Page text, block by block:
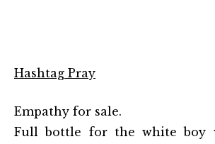
Hashtag Pray
Empathy for sale.
Full bottle for the white boy